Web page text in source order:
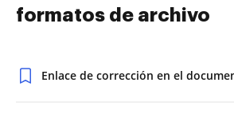
formatos de archivo
Enlace de corrección en el